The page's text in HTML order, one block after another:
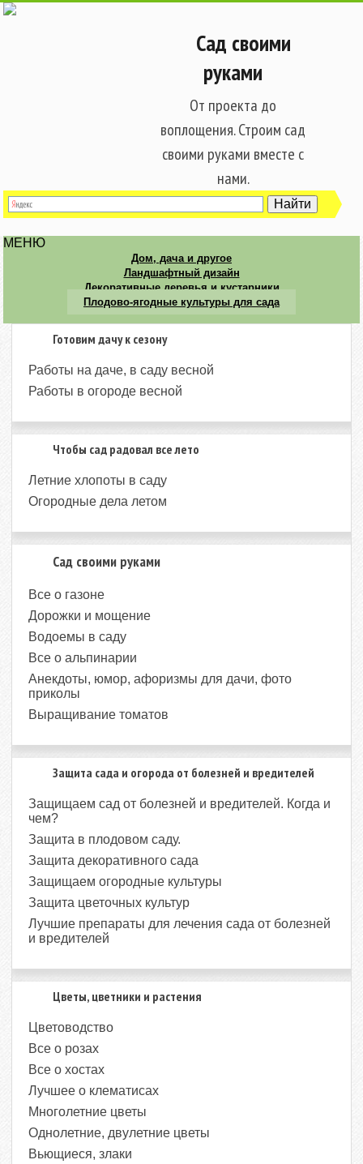
Сад своими
руками
От проекта до
воплощения. Строим сад
своими руками вместе с
нами.
МЕНЮ
Дом, дача и другое
Ландшафтный дизайн
Декоративные деревья и кустарники
Плодово-ягодные культуры для сада
Готовим дачу к сезону
Работы на даче, в саду весной
Работы в огороде весной
Чтобы сад радовал все лето
Летние хлопоты в саду
Огородные дела летом
Сад своими руками
Все о газоне
Дорожки и мощение
Водоемы в саду
Все о альпинарии
Анекдоты, юмор, афоризмы для дачи, фото
приколы
Выращивание томатов
Защита сада и огорода от болезней и вредителей
Защищаем сад от болезней и вредителей. Когда и
чем?
Защита в плодовом саду.
Защита декоративного сада
Защищаем огородные культуры
Защита цветочных культур
Лучшие препараты для лечения сада от болезней
и вредителей
Цветы, цветники и растения
Цветоводство
Все о розах
Все о хостах
Лучшее о клематисах
Многолетние цветы
Однолетние, двулетние цветы
Вьющиеся, злаки